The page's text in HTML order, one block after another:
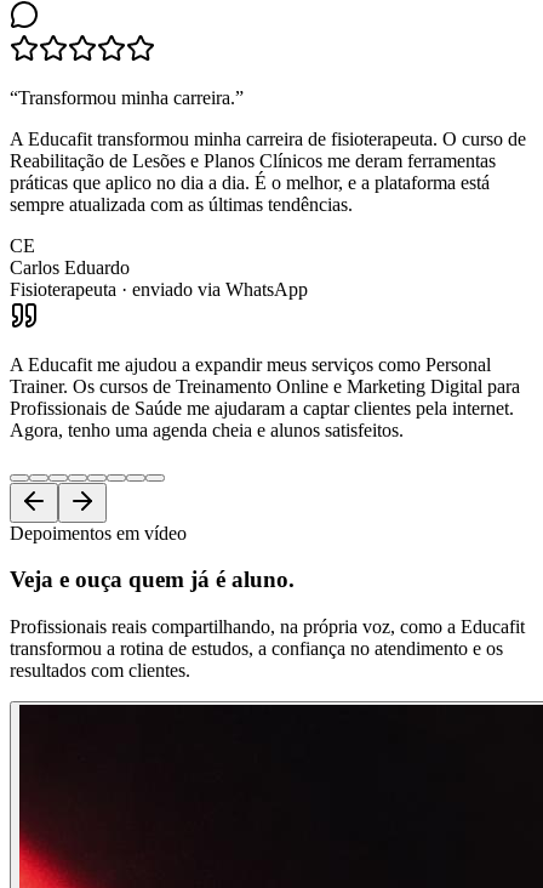
“Transformou minha carreira.”
A Educafit transformou minha carreira de fisioterapeuta. O curso de
Reabilitação de Lesões e Planos Clínicos me deram ferramentas
práticas que aplico no dia a dia. É o melhor, e a plataforma está
sempre atualizada com as últimas tendências.
CE
Carlos Eduardo
Fisioterapeuta · enviado via WhatsApp
A Educafit me ajudou a expandir meus serviços como Personal
Trainer. Os cursos de Treinamento Online e Marketing Digital para
Profissionais de Saúde me ajudaram a captar clientes pela internet.
Agora, tenho uma agenda cheia e alunos satisfeitos.
Depoimentos em vídeo
Veja e ouça quem já é aluno.
Profissionais reais compartilhando, na própria voz, como a Educafit
transformou a rotina de estudos, a confiança no atendimento e os
resultados com clientes.